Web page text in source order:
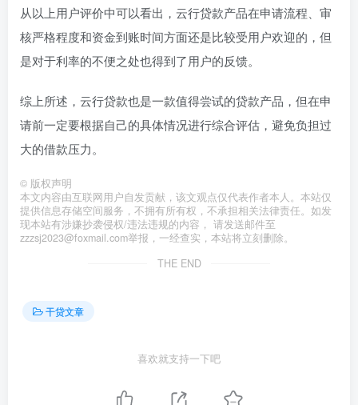
从以上用户评价中可以看出，云行贷款产品在申请流程、审
核严格程度和资金到账时间方面还是比较受用户欢迎的，但
是对于利率的不便之处也得到了用户的反馈。
综上所述，云行贷款也是一款值得尝试的贷款产品，但在申
请前一定要根据自己的具体情况进行综合评估，避免负担过
大的借款压力。
© 版权声明
本文内容由互联网用户自发贡献，该文观点仅代表作者本人。本站仅
提供信息存储空间服务，不拥有所有权，不承担相关法律责任。如发
现本站有涉嫌抄袭侵权/违法违规的内容， 请发送邮件至
zzzsj2023@foxmail.com举报，一经查实，本站将立刻删除。
THE END
干贷文章
喜欢就支持一下吧